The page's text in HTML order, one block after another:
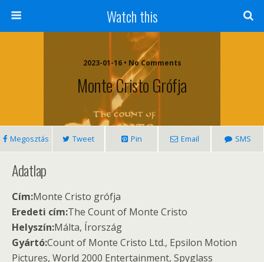
Watch this
2023-01-16 • No Comments
Monte Cristo Grófja
Megosztás Tweet Pin Email SMS
Adatlap
Cím:Monte Cristo grófja
Eredeti cím:The Count of Monte Cristo
Helyszín:Málta, Írország
Gyártó:Count of Monte Cristo Ltd., Epsilon Motion
Pictures, World 2000 Entertainment, Spyglass